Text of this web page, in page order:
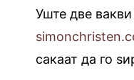
Уште две вакви
сакаат да го